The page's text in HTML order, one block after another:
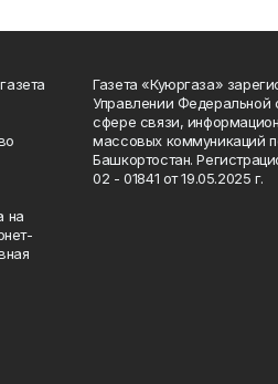
на
Газета «Куюргаза»
Управлении Федеральной
сфере связи,
массовых коммуникаций
Башкортостан.
02 - 01841 от 19.05.2025 г.